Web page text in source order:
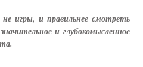
игры, и правильнее смотреть
и глубокомысленное